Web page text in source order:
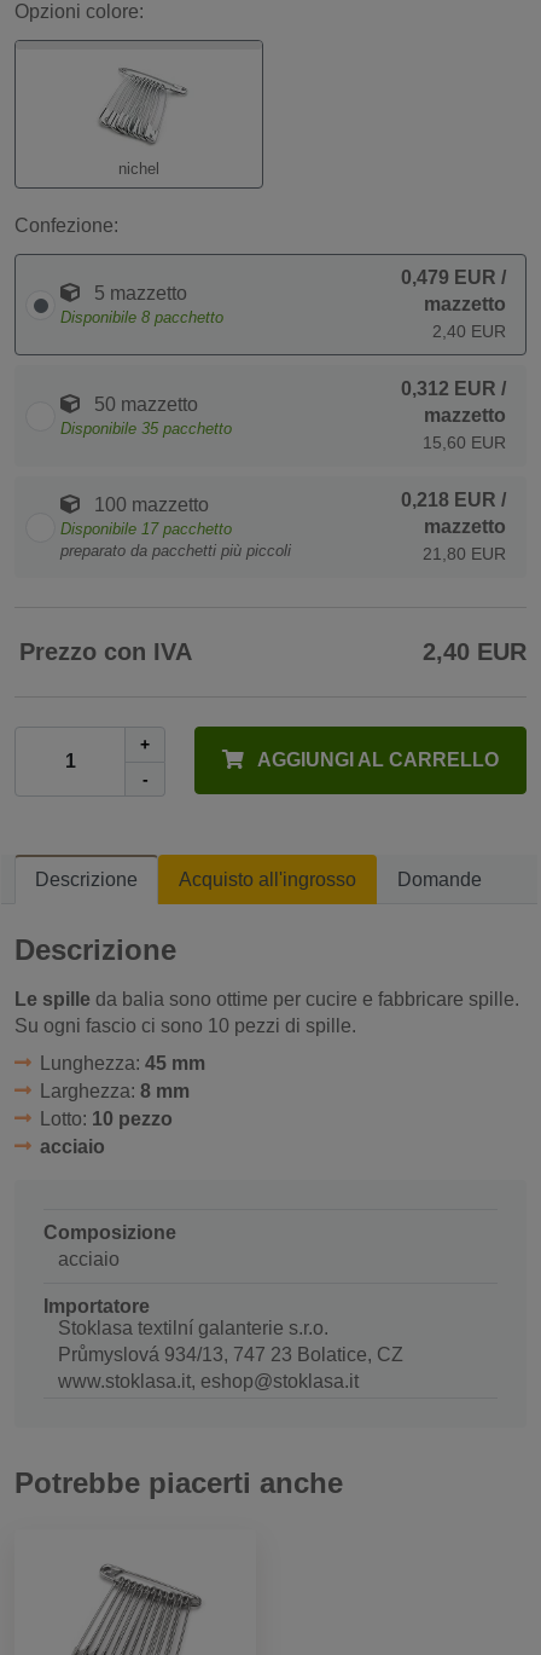
Opzioni colore:
nichel
Confezione:
5 mazzetto
Disponibile 8 pacchetto
0,479 EUR /
mazzetto
2,40 EUR
50 mazzetto
Disponibile 35 pacchetto
0,312 EUR /
mazzetto
15,60 EUR
100 mazzetto
Disponibile 17 pacchetto
preparato da pacchetti più piccoli
0,218 EUR /
mazzetto
21,80 EUR
Prezzo con IVA 2,40 EUR
+
-
AGGIUNGI AL CARRELLO
Descrizione Acquisto all'ingrosso Domande
Descrizione
Le spille da balia sono ottime per cucire e fabbricare spille.
Su ogni fascio ci sono 10 pezzi di spille.
Lunghezza: 45 mm
Larghezza: 8 mm
Lotto: 10 pezzo
acciaio
Composizione
acciaio
Importatore
Stoklasa textilní galanterie s.r.o.
Průmyslová 934/13, 747 23 Bolatice, CZ
www.stoklasa.it, eshop@stoklasa.it
Potrebbe piacerti anche